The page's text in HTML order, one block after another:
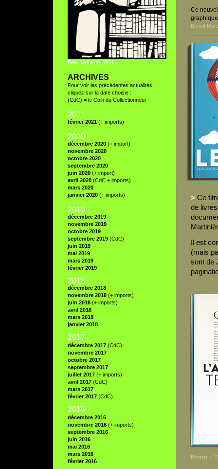
Felix Vallotton, 1911
ARCHIVES
Pour voir les précédentes actualités,
cliquez sur la date choisie :
(CdC) = le Coin du Collectionneur
2021
février 2021(+ imports)
2020
décembre 2020(+ import)
novembre 2020
octobre 2020
septembre 2020
juin 2020(+ import)
avril 2020(CdC + imports)
mars 2020
janvier 2020(+ imports)
2019
décembre 2019
novembre 2019
octobre 2019
septembre 2019(CdC)
juin 2019
mai 2019
mars 2019
février 2019
2018
décembre 2018
novembre 2018(+ imports)
juin 2018(+ imports)
avril 2018
mars 2018
janvier 2018
2017
décembre 2017 (CdC)
novembre 2017
octobre 2017
septembre 2017
juillet 2017 (+ imports)
avril 2017(CdC)
mars 2017
février 2017(CdC)
2016
décembre 2016
novembre 2016(+ imports)
septembre 2016
juin 2016
mai 2016
mars 2016
février 2016
Ce
Benoit
>Ce
de
Martiniè
Il est
(mais
sont de